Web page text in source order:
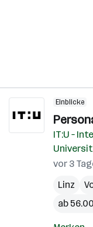
Einblicke
IT:U –
vor 3
Linz
ab